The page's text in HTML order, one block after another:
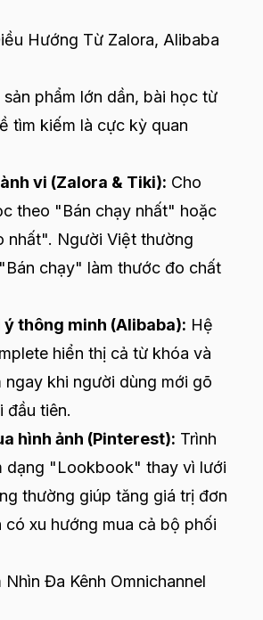
Hướng Từ Zalora, Alibaba
sản phẩm lớn dần, bài học từ
tìm kiếm là cực kỳ quan
vi (Zalora & Tiki): Cho
theo "Bán chạy nhất" hoặc
nhất". Người Việt thường
chạy" làm thước đo chất
thông minh (Alibaba): Hệ
hiển thị cả từ khóa và
ngay khi người dùng mới gõ
đầu tiên.
hình ảnh (Pinterest): Trình
dạng "Lookbook" thay vì lưới
thường giúp tăng giá trị đơn
có xu hướng mua cả bộ phối
Nhìn Đa Kênh Omnichannel